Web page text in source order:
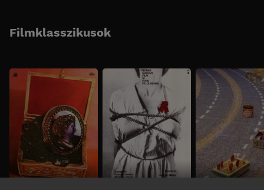
Filmklasszikusok